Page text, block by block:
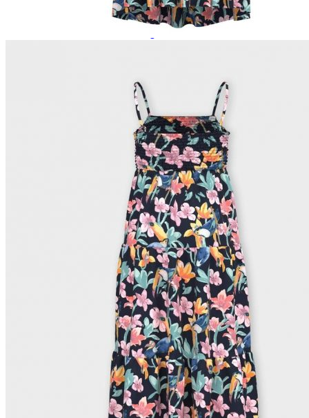
Naisten paidat
Jakut ja liivit
Naisten neuleet
Naisten neuletakit
Naisten neulepuserot
Naisten mekot ja hameet
Naisten housut
Leggingsit ja collegehousut
Naisten housut
Naisten farkut
Caprit ja shortsit
Naisten asusteet
Vyöt ja korut
Naisten päähineet, huivit ja käsineet
Naisten yöasut ja alusvaatteet
Naisten alusvaatteet
Sukat ja sukkahousut
Naisten yöasut
Naisten aamutakit ja kylpytakit
Naisten takit
Naisten kevät-ja syystakit
Naisten nahkatakit
Naisten talvitakit